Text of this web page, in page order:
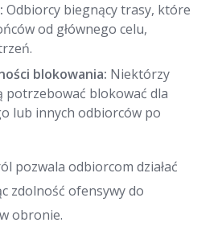
Odbiorcy biegnący trasy, które
od głównego celu,
blokowania: Niektórzy
potrzebować blokować dla
lub innych odbiorców po
pozwala odbiorcom działać
zdolność ofensywy do
obronie.